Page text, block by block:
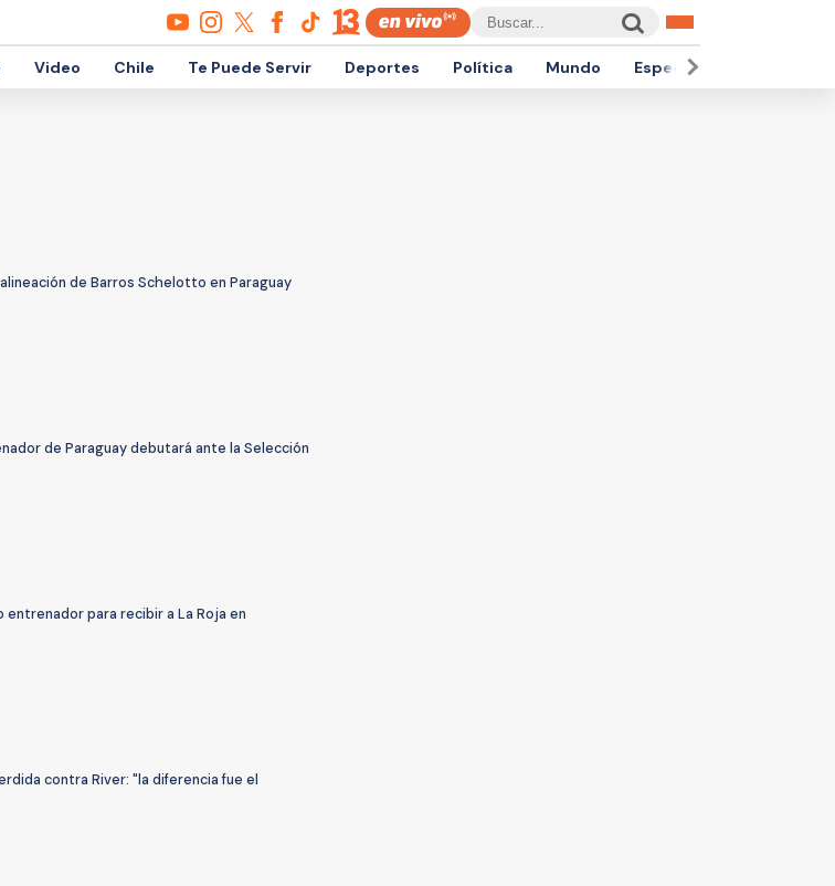
Video Chile Te Puede Servir Deportes Política Mundo Espectáculos
de Barros Schelotto en Paraguay
de Paraguay debutará ante la Selección
para recibir a La Roja en
contra River: "la diferencia fue el